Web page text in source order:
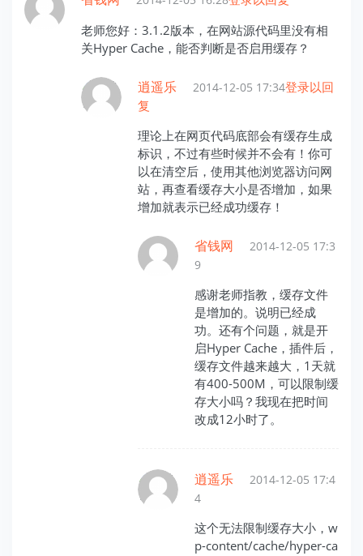
老师您好：3.1.2版本，在网站源代码里没有相
关Hyper Cache，能否判断是否启用缓存？
逍遥乐 2014-12-05 17:34登录以回
复
理论上在网页代码底部会有缓存生成
标识，不过有些时候并不会有！你可
以在清空后，使用其他浏览器访问网
站，再查看缓存大小是否增加，如果
增加就表示已经成功缓存！
省钱网
2014-12-05 17:3
9
感谢老师指教，缓存文件
是增加的。说明已经成
功。还有个问题，就是开
启Hyper Cache，插件后，
缓存文件越来越大，1天就
有400-500M，可以限制缓
存大小吗？我现在把时间
改成12小时了。
逍遥乐
2014-12-05 17:4
4
这个无法限制缓存大小，w
p-content/cache/hyper-ca